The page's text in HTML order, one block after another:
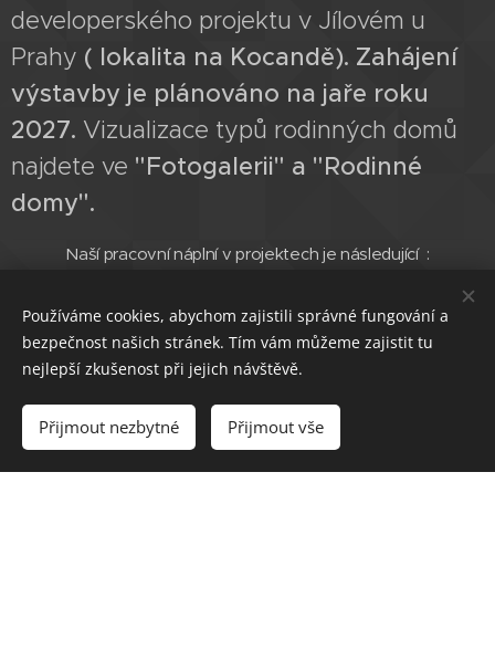
developerského projektu v Jílovém u
Prahy ( lokalita na Kocandě). Zahájení
výstavby je plánováno na jaře roku
2027. Vizualizace typů rodinných domů
najdete ve "Fotogalerii" a "Rodinné
domy".
Naší pracovní náplní v projektech je následující :
- příprava charakteru projektu, uspořádání a výběr typu RD,
konzultace s projektanty
- následné zadaní vypracování projektové dokumentace
infrastruktůry a rodinných domů
- komunikace s DOSS před podáním žádostí o povolení
staveb u příslušných SÚ
Používáme cookies, abychom zajistili správné fungování a
bezpečnost našich stránek. Tím vám můžeme zajistit tu
nejlepší zkušenost při jejich návštěvě.
Přijmout nezbytné Přijmout vše